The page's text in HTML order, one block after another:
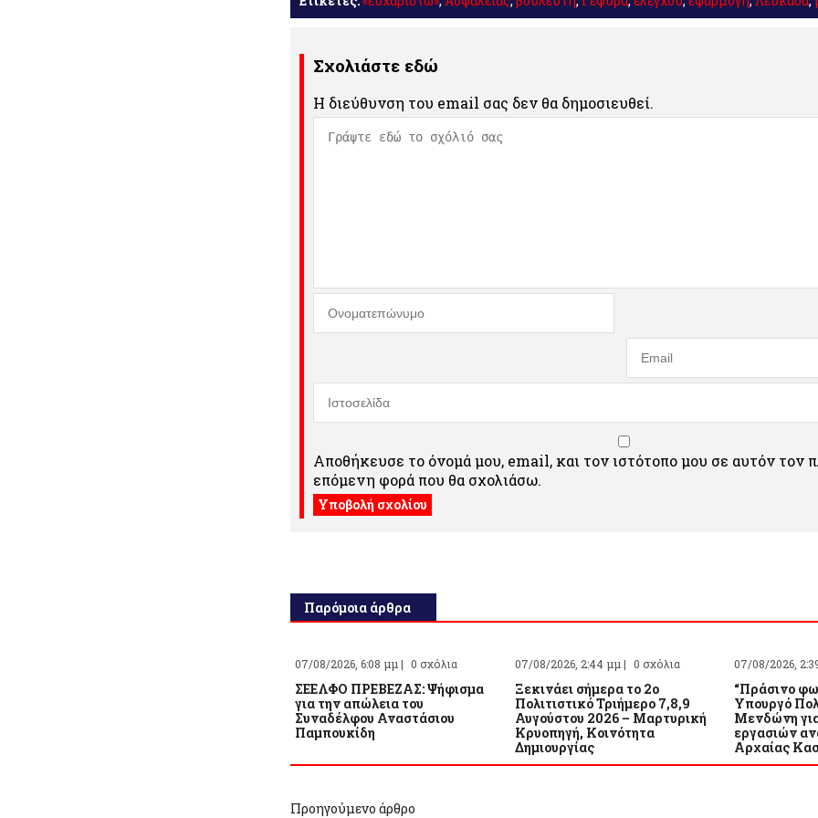
Σχολιάστε εδώ
Η διεύθυνση του email σας δεν θα δημοσιευθεί.
Αποθήκευσε το όνομά μου, email, και τον ιστότοπο μου σε αυτόν τον
επόμενη φορά που θα σχολιάσω.
Παρόμοια άρθρα
07/08/2026, 6:08 μμ | 0 σχόλια
ΣΕΕΛΦΟ ΠΡΕΒΕΖΑΣ: Ψήφισμα
για την απώλεια του
Συναδέλφου Αναστάσιου
Παμπουκίδη
07/08/2026, 2:44 μμ | 0 σχόλια
Ξεκινάει σήμερα το 2ο
Πολιτιστικό Τριήμερο 7,8,9
Αυγούστου 2026 – Μαρτυρική
Κρυοπηγή, Κοινότητα
Δημιουργίας
07/08/2026,
“Πράσινο
Υπουργό
Μενδώνη
εργασιών
Αρχαίας
Προηγούμενο άρθρο